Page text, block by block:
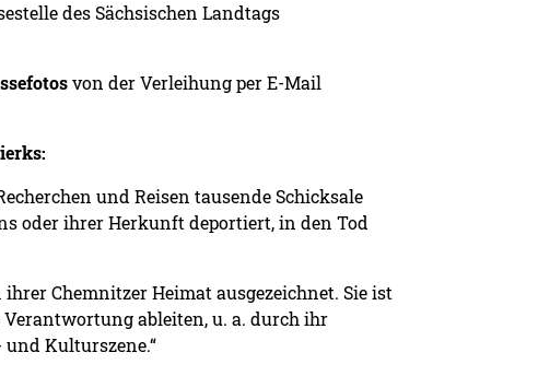
des Sächsischen Landtags
von der Verleihung per E-Mail
und Reisen tausende Schicksale
oder ihrer Herkunft deportiert, in den Tod
Chemnitzer Heimat ausgezeichnet. Sie ist
ableiten, u. a. durch ihr
Kulturszene.“